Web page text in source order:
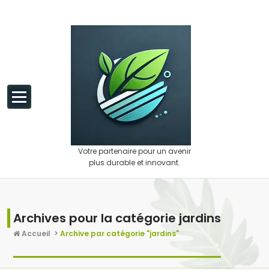
Votre partenaire pour un avenir
plus durable et innovant.
Archives pour la catégorie jardins
Accueil > Archive par catégorie "jardins"